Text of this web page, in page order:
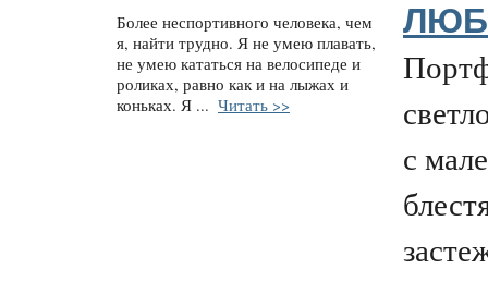
Более неспортивного человека, чем
я, найти трудно. Я не умею плавать,
не умею кататься на велосипеде и
роликах, равно как и на лыжах и
коньках. Я ... Читать >>
с